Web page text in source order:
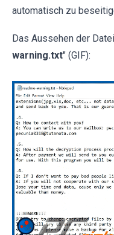
automatisch zu
Das Aussehen der
warning.txt" (GIF):